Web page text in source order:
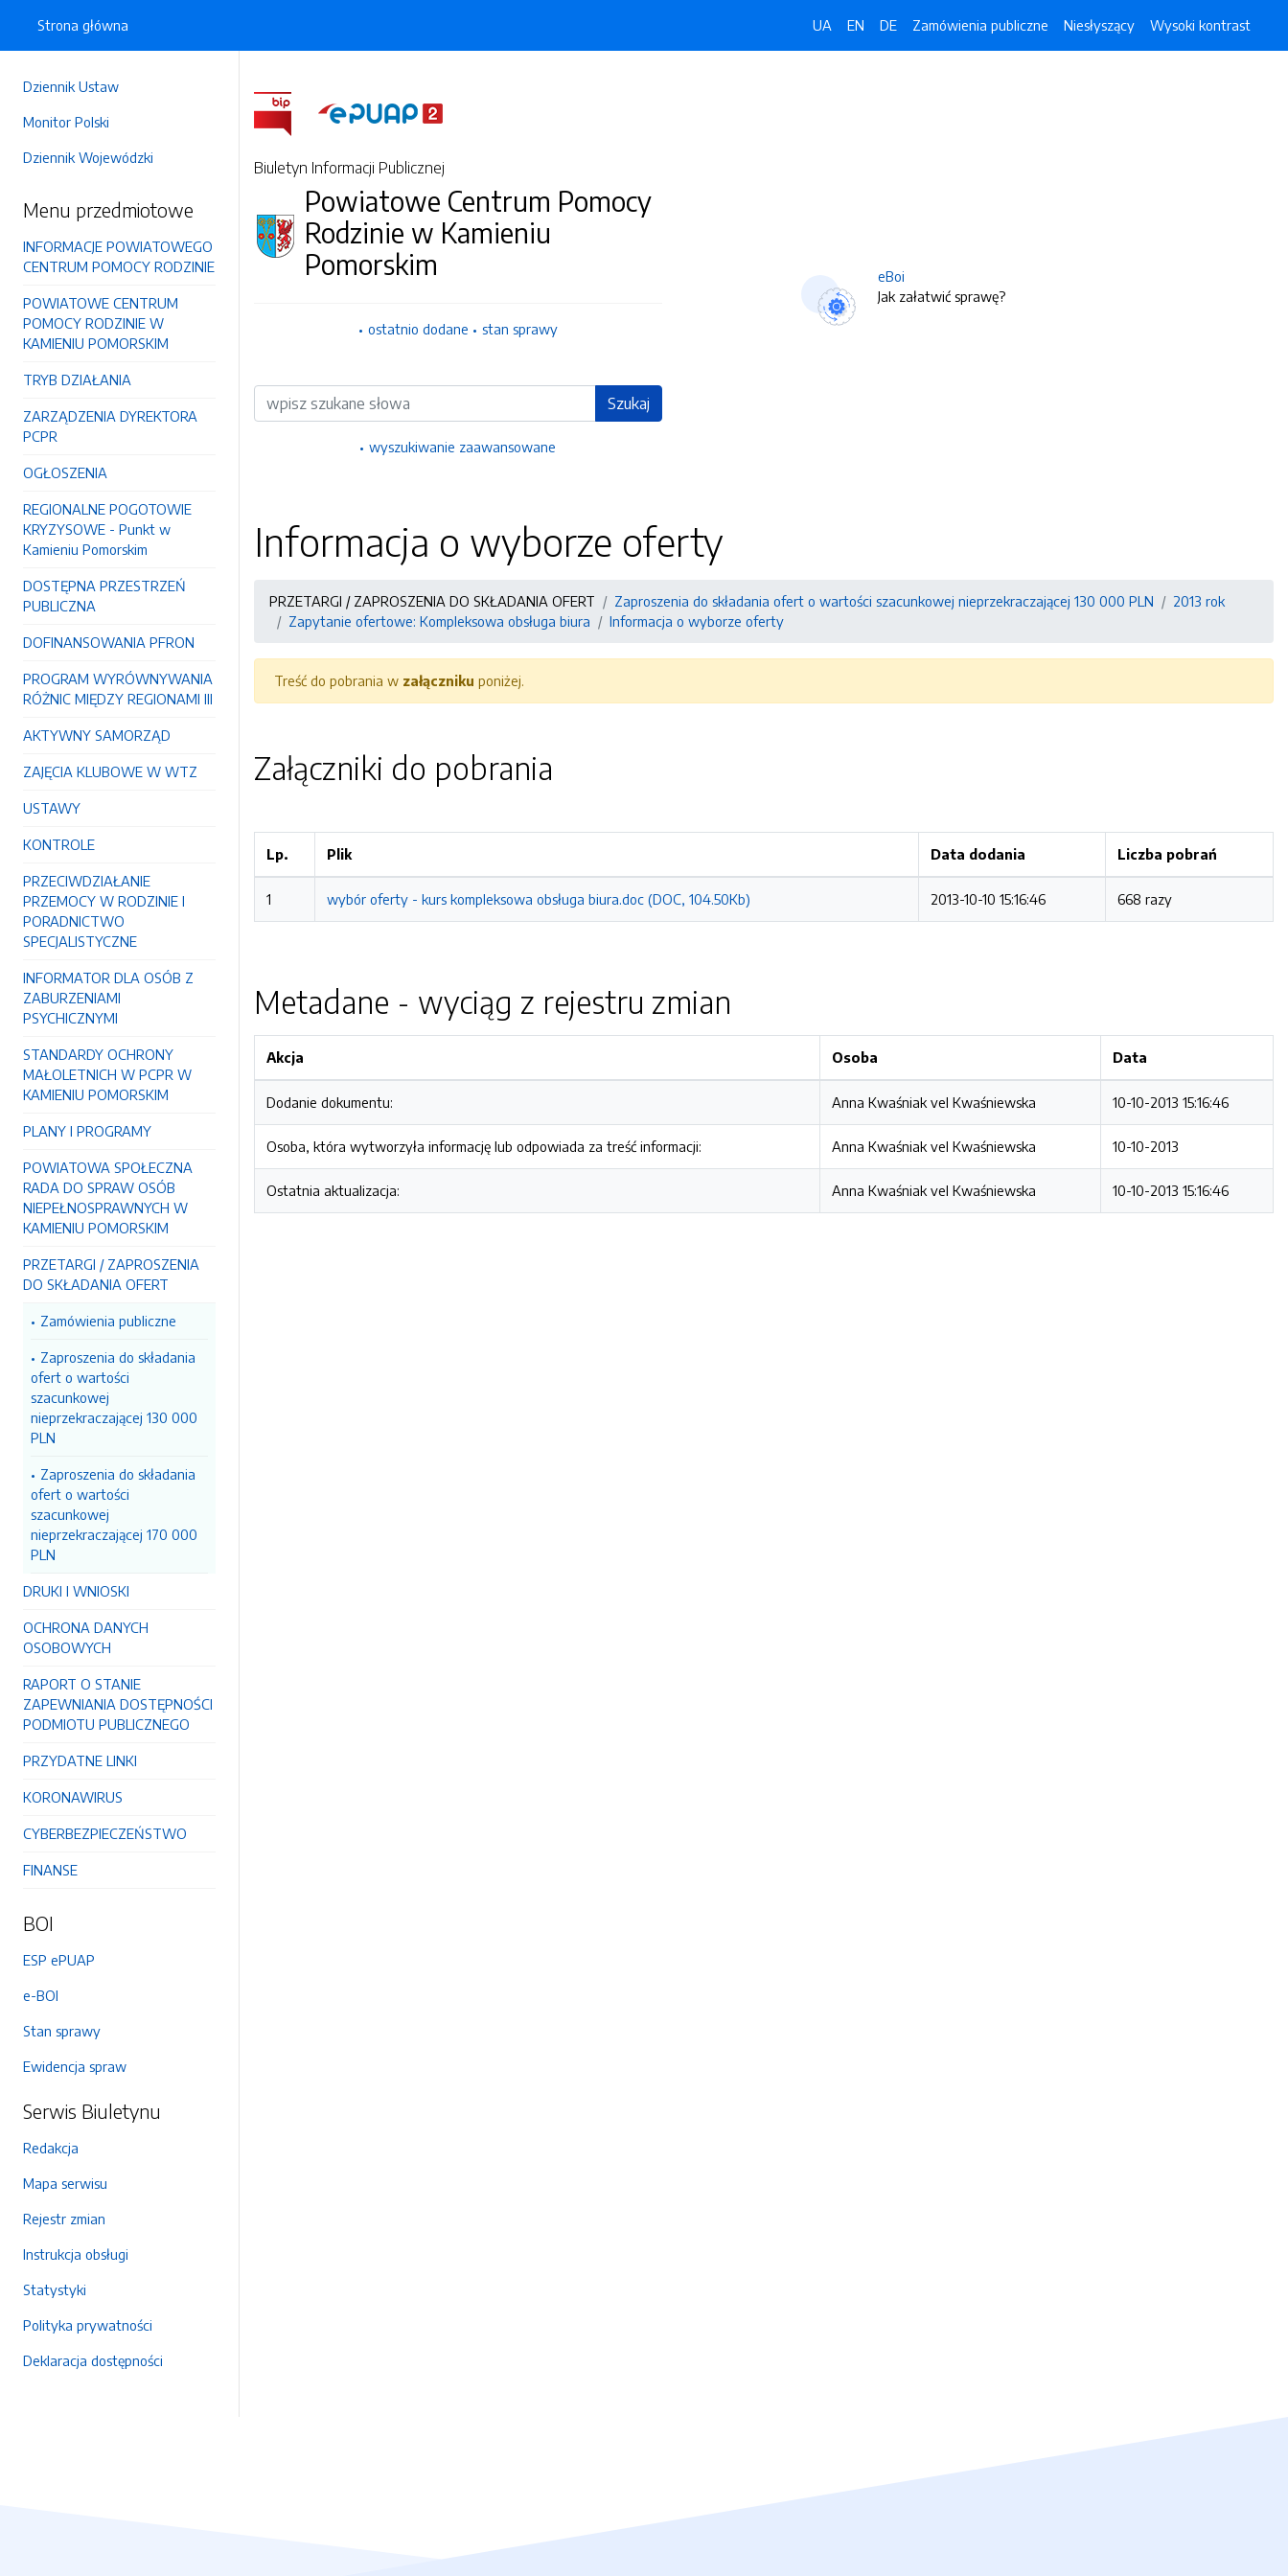
Dziennik Ustaw
Monitor Polski
Dziennik Wojewódzki
Menu przedmiotowe
INFORMACJE POWIATOWEGO
CENTRUM POMOCY RODZINIE
POWIATOWE CENTRUM
POMOCY RODZINIE W
KAMIENIU POMORSKIM
TRYB DZIAŁANIA
ZARZĄDZENIA DYREKTORA
PCPR
OGŁOSZENIA
REGIONALNE POGOTOWIE
KRYZYSOWE - Punkt w
Kamieniu Pomorskim
DOSTĘPNA PRZESTRZEŃ
PUBLICZNA
DOFINANSOWANIA PFRON
PROGRAM WYRÓWNYWANIA
RÓŻNIC MIĘDZY REGIONAMI III
AKTYWNY SAMORZĄD
ZAJĘCIA KLUBOWE W WTZ
USTAWY
KONTROLE
PRZECIWDZIAŁANIE
PRZEMOCY W RODZINIE I
PORADNICTWO
SPECJALISTYCZNE
INFORMATOR DLA OSÓB Z
ZABURZENIAMI
PSYCHICZNYMI
STANDARDY OCHRONY
MAŁOLETNICH W PCPR W
KAMIENIU POMORSKIM
PLANY I PROGRAMY
POWIATOWA SPOŁECZNA
RADA DO SPRAW OSÓB
NIEPEŁNOSPRAWNYCH W
KAMIENIU POMORSKIM
PRZETARGI / ZAPROSZENIA
DO SKŁADANIA OFERT
Zamówienia publiczne
Zaproszenia do składania
ofert o wartości
szacunkowej
nieprzekraczającej 130 000
PLN
Zaproszenia do składania
ofert o wartości
szacunkowej
nieprzekraczającej 170 000
PLN
DRUKI I WNIOSKI
OCHRONA DANYCH
OSOBOWYCH
RAPORT O STANIE
ZAPEWNIANIA DOSTĘPNOŚCI
PODMIOTU PUBLICZNEGO
PRZYDATNE LINKI
KORONAWIRUS
CYBERBEZPIECZEŃSTWO
FINANSE
BOI
ESP ePUAP
e-BOI
Stan sprawy
Ewidencja spraw
Serwis Biuletynu
Redakcja
Mapa serwisu
Rejestr zmian
Instrukcja obsługi
Statystyki
Polityka prywatności
Deklaracja dostępności
Strona główna UA EN DE Zamówienia publiczne Niesłyszący Wysoki kontrast
Biuletyn Informacji Publicznej
Powiatowe Centrum Pomocy
Rodzinie w Kamieniu
Pomorskim
ostatnio dodane stan sprawy
Wyszukiwarka Szukaj
wyszukiwanie zaawansowane
eBoi
Jak załatwić sprawę?
Informacja o wyborze oferty
PRZETARGI / ZAPROSZENIA DO SKŁADANIA OFERT Zaproszenia do składania ofert o wartości szacunkowej nieprzekraczającej 130 000 PLN
2013 rok
Zapytanie ofertowe: Kompleksowa obsługa biura
Informacja o wyborze oferty
Treść do pobrania w załączniku poniżej.
Załączniki do pobrania
Lp. Plik Data dodania Liczba pobrań
1 wybór oferty - kurs kompleksowa obsługa biura.doc (DOC, 104.50Kb) 2013-10-10 15:16:46 668 razy
Metadane - wyciąg z rejestru zmian
Akcja Osoba Data
Dodanie dokumentu: Anna Kwaśniak vel Kwaśniewska 10-10-2013 15:16:46
Osoba, która wytworzyła informację lub odpowiada za treść informacji: Anna Kwaśniak vel Kwaśniewska 10-10-2013
Ostatnia aktualizacja: Anna Kwaśniak vel Kwaśniewska 10-10-2013 15:16:46